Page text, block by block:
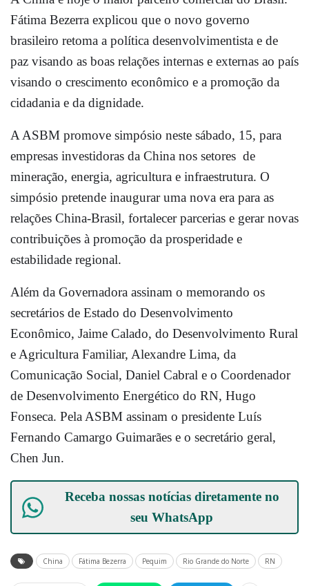
Fátima Bezerra explicou que o novo governo
brasileiro retoma a política desenvolvimentista e de
paz visando as boas relações internas e externas ao país
visando o crescimento econômico e a promoção da
cidadania e da dignidade.
A ASBM promove simpósio neste sábado, 15, para
empresas investidoras da China nos setores de
mineração, energia, agricultura e infraestrutura. O
simpósio pretende inaugurar uma nova era para as
relações China-Brasil, fortalecer parcerias e gerar novas
contribuições à promoção da prosperidade e
estabilidade regional.
Além da Governadora assinam o memorando os
secretários de Estado do Desenvolvimento
Econômico, Jaime Calado, do Desenvolvimento Rural
e Agricultura Familiar, Alexandre Lima, da
Comunicação Social, Daniel Cabral e o Coordenador
de Desenvolvimento Energético do RN, Hugo
Fonseca. Pela ASBM assinam o presidente Luís
Fernando Camargo Guimarães e o secretário geral,
Chen Jun.
Receba nossas notícias diretamente no
seuWhatsApp
China Fátima Bezerra Pequim Rio Grande do Norte RN